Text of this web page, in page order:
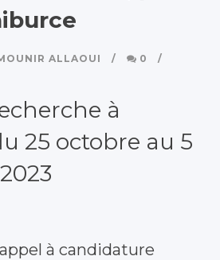
ALLAOUI 0
à
25 octobre au 5
à candidature